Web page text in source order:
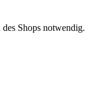
Shops notwendig.